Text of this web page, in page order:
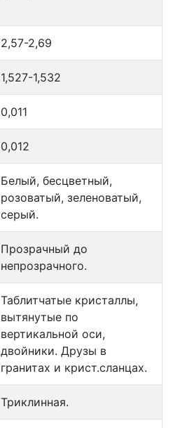
2,57-2,69
1,527-1,532
0,011
0,012
Белый, бесцветный,
розоватый, зеленоватый,
серый.
Прозрачный до
непрозрачного.
Таблитчатые кристаллы,
вытянутые по
вертикальной оси,
двойники. Друзы в
гранитах и крист.сланцах.
Триклинная.